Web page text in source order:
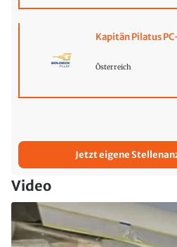
Kapitän Pilatus
Österreich
Jetzt eigene
Video